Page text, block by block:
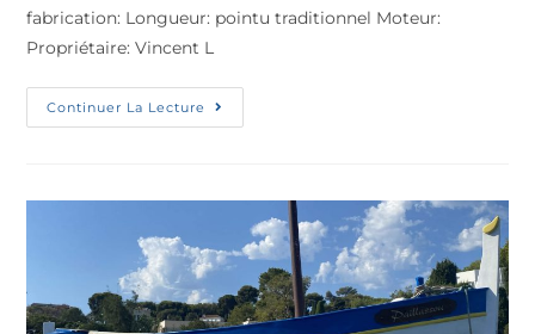
fabrication: Longueur: pointu traditionnel Moteur:
Propriétaire: Vincent L
Continuer La Lecture